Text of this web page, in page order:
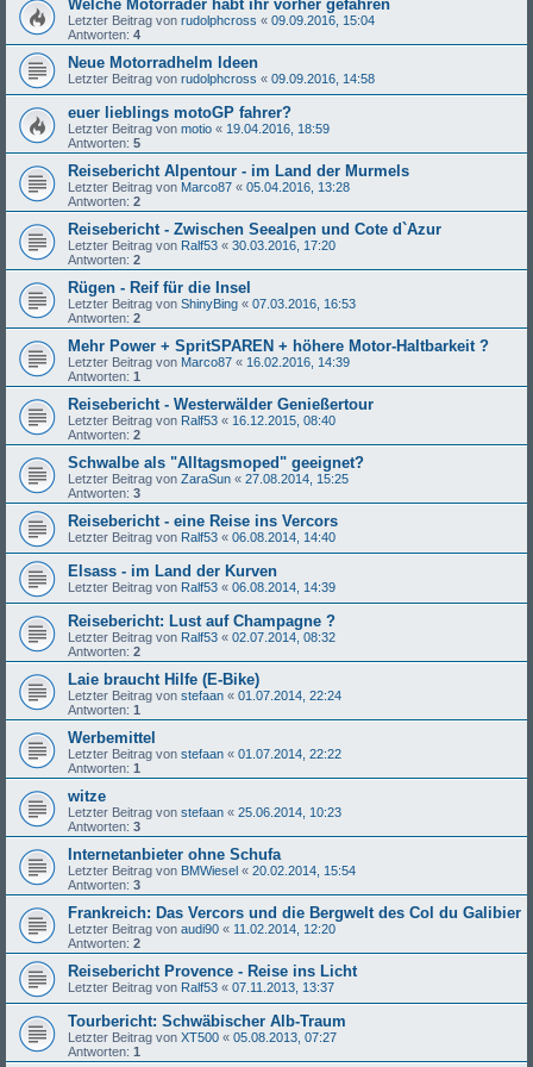
Welche Motorräder habt ihr vorher gefahren
Letzter Beitrag von rudolphcross « 09.09.2016, 15:04
Antworten: 4
Neue Motorradhelm Ideen
Letzter Beitrag von rudolphcross « 09.09.2016, 14:58
euer lieblings motoGP fahrer?
Letzter Beitrag von motio « 19.04.2016, 18:59
Antworten: 5
Reisebericht Alpentour - im Land der Murmels
Letzter Beitrag von Marco87 « 05.04.2016, 13:28
Antworten: 2
Reisebericht - Zwischen Seealpen und Cote d`Azur
Letzter Beitrag von Ralf53 « 30.03.2016, 17:20
Antworten: 2
Rügen - Reif für die Insel
Letzter Beitrag von ShinyBing « 07.03.2016, 16:53
Antworten: 2
Mehr Power + SpritSPAREN + höhere Motor-Haltbarkeit ?
Letzter Beitrag von Marco87 « 16.02.2016, 14:39
Antworten: 1
Reisebericht - Westerwälder Genießertour
Letzter Beitrag von Ralf53 « 16.12.2015, 08:40
Antworten: 2
Schwalbe als "Alltagsmoped" geeignet?
Letzter Beitrag von ZaraSun « 27.08.2014, 15:25
Antworten: 3
Reisebericht - eine Reise ins Vercors
Letzter Beitrag von Ralf53 « 06.08.2014, 14:40
Elsass - im Land der Kurven
Letzter Beitrag von Ralf53 « 06.08.2014, 14:39
Reisebericht: Lust auf Champagne ?
Letzter Beitrag von Ralf53 « 02.07.2014, 08:32
Antworten: 2
Laie braucht Hilfe (E-Bike)
Letzter Beitrag von stefaan « 01.07.2014, 22:24
Antworten: 1
Werbemittel
Letzter Beitrag von stefaan « 01.07.2014, 22:22
Antworten: 1
witze
Letzter Beitrag von stefaan « 25.06.2014, 10:23
Antworten: 3
Internetanbieter ohne Schufa
Letzter Beitrag von BMWiesel « 20.02.2014, 15:54
Antworten: 3
Frankreich: Das Vercors und die Bergwelt des Col du Galibier
Letzter Beitrag von audi90 « 11.02.2014, 12:20
Antworten: 2
Reisebericht Provence - Reise ins Licht
Letzter Beitrag von Ralf53 « 07.11.2013, 13:37
Tourbericht: Schwäbischer Alb-Traum
Letzter Beitrag von XT500 « 05.08.2013, 07:27
Antworten: 1